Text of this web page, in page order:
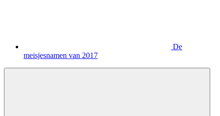
De
meisjesnamen van 2017